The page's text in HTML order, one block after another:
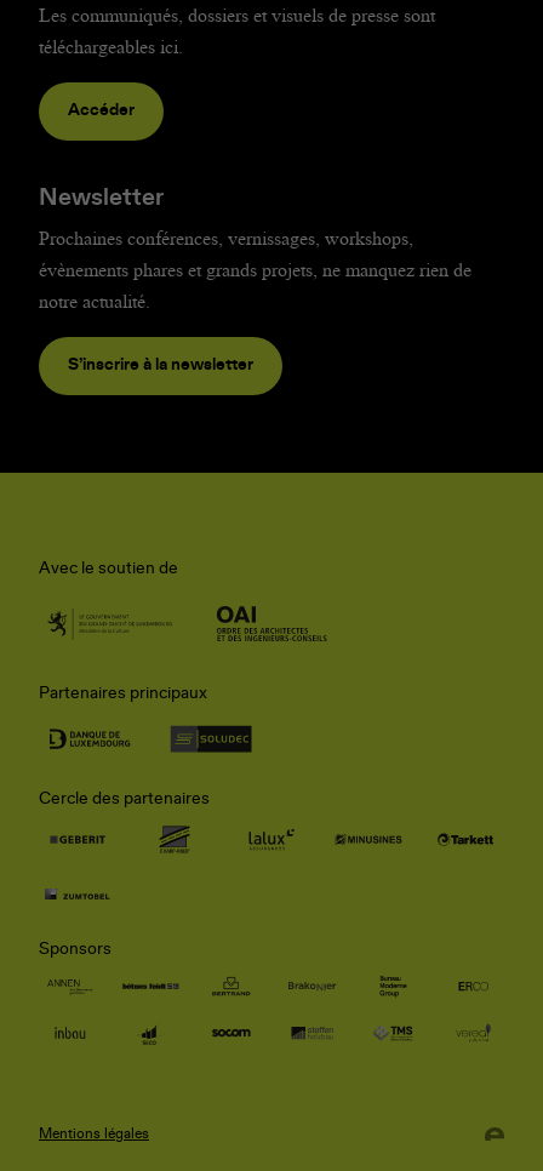
Les communiqués, dossiers et visuels de presse sont
téléchargeables ici.
Accéder
Newsletter
Prochaines conférences, vernissages, workshops,
évènements phares et grands projets, ne manquez rien de
notre actualité.
S’inscrire à la newsletter
Avec le soutien de
Partenaires principaux
Cercle des partenaires
Sponsors
Mentions légales